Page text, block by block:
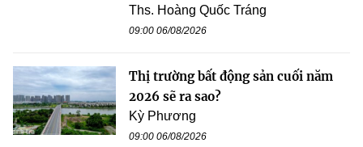
Ths. Hoàng Quốc Tráng
09:00 06/08/2026
Thị trường bất động sản cuối năm
2026 sẽ ra sao?
Kỳ Phương
09:00 06/08/2026